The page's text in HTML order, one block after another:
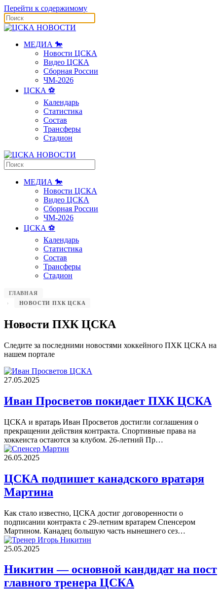
Перейти к содержимому
МЕДИА 🐎
Новости ЦСКА
Видео ЦСКА
Сборная России
ЧМ-2026
ЦСКА ⚽️
Календарь
Статистика
Состав
Трансферы
Стадион
МЕДИА 🐎
Новости ЦСКА
Видео ЦСКА
Сборная России
ЧМ-2026
ЦСКА ⚽️
Календарь
Статистика
Состав
Трансферы
Стадион
ГЛАВНАЯ
НОВОСТИ ПХК ЦСКА
Новости ПХК ЦСКА
Следите за последними новостями хоккейного ПХК ЦСКА на
нашем портале
27.05.2025
Иван Просветов покидает ПХК ЦСКА
ЦСКА и вратарь Иван Просветов достигли соглашения о
прекращении действия контракта. Спортивные права на
хоккеиста остаются за клубом. 26-летний Пр…
26.05.2025
ЦСКА подпишет канадского вратаря
Мартина
Как стало известно, ЦСКА достиг договоренности о
подписании контракта с 29-летним вратарем Спенсером
Мартином. Канадец большую часть нынешнего сез…
25.05.2025
Никитин — основной кандидат на пост
главного тренера ЦСКА